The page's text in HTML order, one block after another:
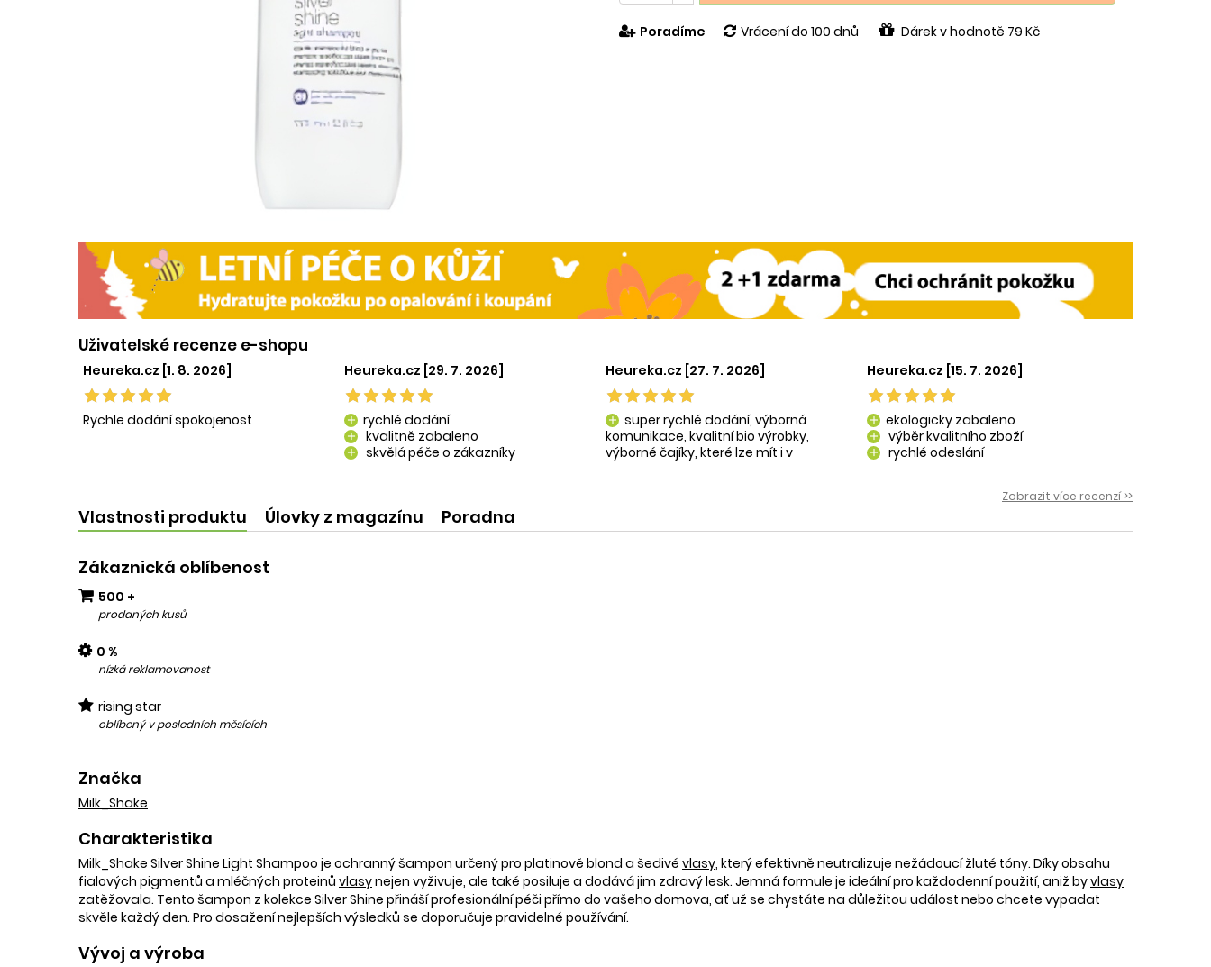
Poradíme Vrácení do 100 dnů Dárek v hodnotě 79 Kč
Uživatelské recenze e-shopu
Heureka.cz [1. 8. 2026]
Rychle dodání spokojenost
Heureka.cz [29. 7. 2026]
add rychlé dodání
add kvalitně zabaleno
add skvělá péče o zákazníky
Heureka.cz [27. 7. 2026]
add super rychlé dodání, výborná
komunikace, kvalitní bio výrobky,
výborné čajíky, které lze mít i v
Heureka.cz [15. 7. 2026]
add ekologicky zabaleno
add výběr kvalitního zboží
add rychlé odeslání
Zobrazit více recenzí >>
Vlastnosti produktu Úlovky z magazínu Poradna
Zákaznická oblíbenost
500 +
prodaných kusů
0 %
nízká reklamovanost
rising star
oblíbený v posledních měsících
Značka
Milk_Shake
Charakteristika
Milk_Shake Silver Shine Light Shampoo je ochranný šampon určený pro platinově blond a šedivé vlasy, který efektivně neutralizuje nežádoucí žluté tóny. Díky obsahu
fialových pigmentů a mléčných proteinů vlasynejen vyživuje, ale také posiluje a dodává jim zdravý lesk. Jemná formule je ideální pro každodenní použití, aniž byvlasy
zatěžovala. Tento šampon z kolekce Silver Shine přináší profesionální péči přímo do vašeho domova, ať už se chystáte na důležitou událost nebo chcete vypadat
skvěle každý den. Pro dosažení nejlepších výsledků se doporučuje pravidelné používání.
Vývoj a výroba